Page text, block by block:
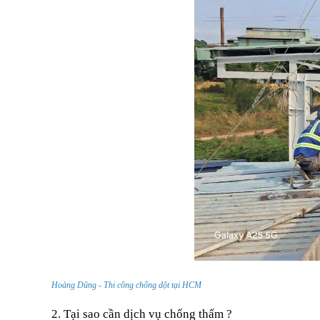
6.TOP 8 vật liệu chống thấm hiệu quả nhất 2022
6.2. Masterseal 540 – Vữa gốc xi măng 2 thành phần
6.3. SIKA 102 – Vữa đông cứng nhanh
6.4. Sơn chống thấm PU Neomax 820
6.5. Chất thẩm thấu Masterseal 530
6.8. Sikaproof membrane – Màng lỏng chống thấm đàn hồi
8. Công ty chống thấm chuyên nghiệp hiệu quả uy tín
Hoàng Dũng - Thi công chống dột tại HCM
2. Tại sao cần dịch vụ chống thấm ?